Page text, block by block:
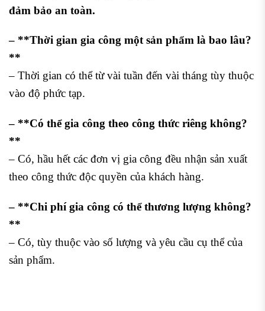
đảm bảo an toàn.
– **Thời gian gia công một sản phẩm là bao lâu?
**
– Thời gian có thể từ vài tuần đến vài tháng tùy thuộc
vào độ phức tạp.
– **Có thể gia công theo công thức riêng không?
**
– Có, hầu hết các đơn vị gia công đều nhận sản xuất
theo công thức độc quyền của khách hàng.
– **Chi phí gia công có thể thương lượng không?
**
– Có, tùy thuộc vào số lượng và yêu cầu cụ thể của
sản phẩm.